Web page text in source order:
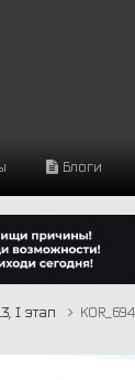
Блоги
I этап